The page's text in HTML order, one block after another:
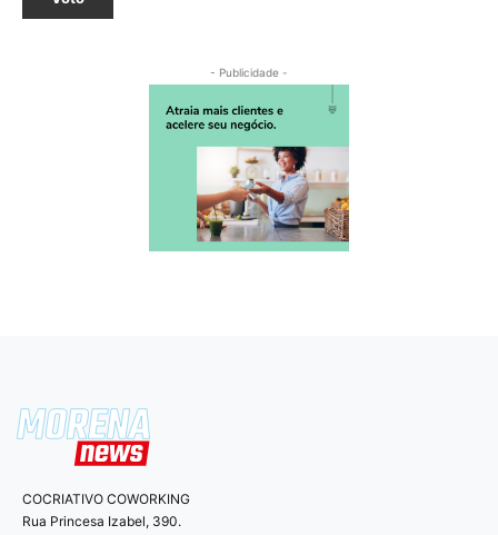
- Publicidade -
COCRIATIVO COWORKING
Rua Princesa Izabel, 390.